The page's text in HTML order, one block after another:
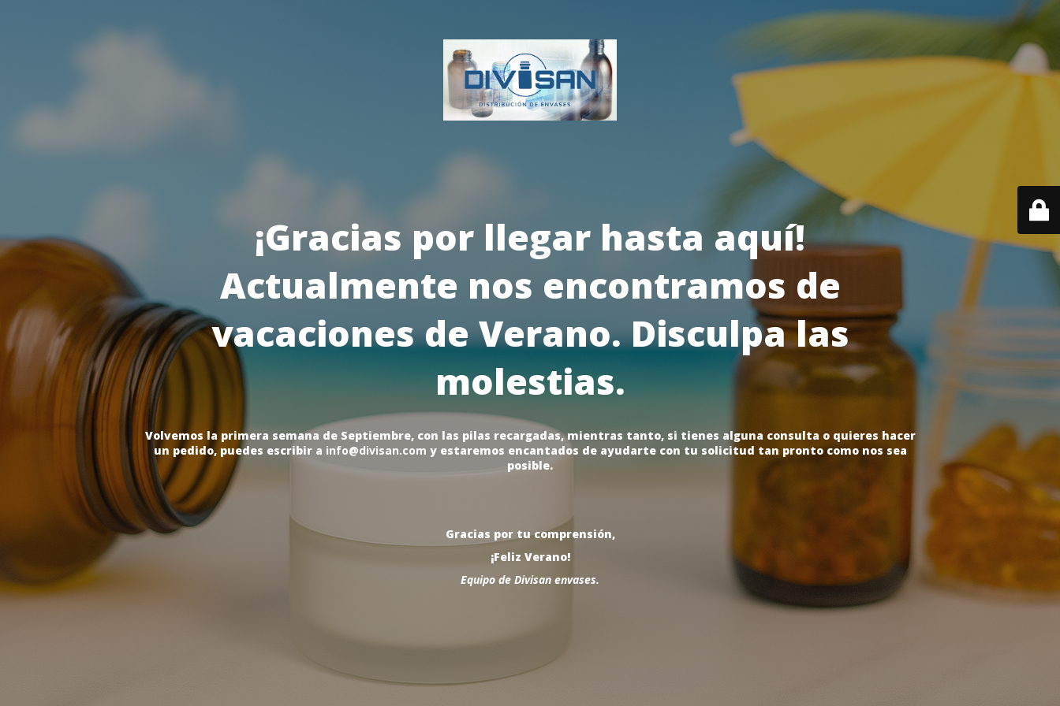
¡Gracias por llegar hasta aquí!
Actualmente nos encontramos de
vacaciones de Verano. Disculpa las
molestias.
Volvemos la primera semana de Septiembre, con las pilas recargadas, mientras tanto, si tienes alguna consulta o quieres hacer
un pedido, puedes escribir a info@divisan.com y estaremos encantados de ayudarte con tu solicitud tan pronto como nos sea
posible.
Gracias por tu comprensión,
¡Feliz Verano!
Equipo de Divisan envases.